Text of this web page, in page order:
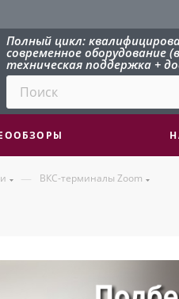
Полный цикл:
современное оборудование
техническая поддержка +
— ВКС-терминалы Zoom